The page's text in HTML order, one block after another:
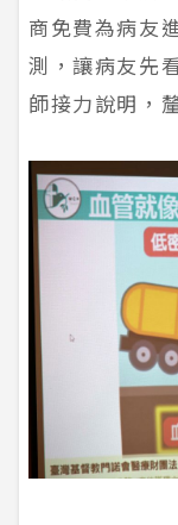
商免費為病友
測，讓病友先
師接力說明，